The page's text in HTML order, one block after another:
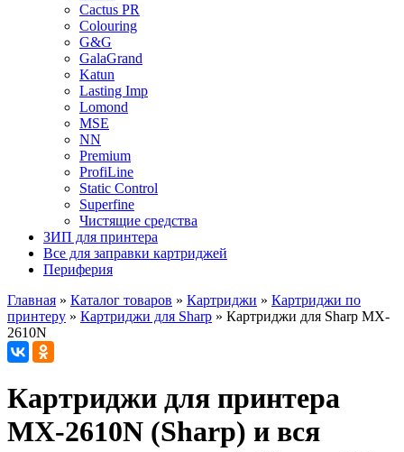
Cactus PR
Colouring
G&G
GalaGrand
Katun
Lasting Imp
Lomond
MSE
NN
Premium
ProfiLine
Static Control
Superfine
Чистящие средства
ЗИП для принтера
Все для заправки картриджей
Периферия
Главная » Каталог товаров » Картриджи » Картриджи по
принтеру » Картриджи для Sharp » Картриджи для Sharp MX-
2610N
Картриджи для принтера
MX-2610N (Sharp) и вся